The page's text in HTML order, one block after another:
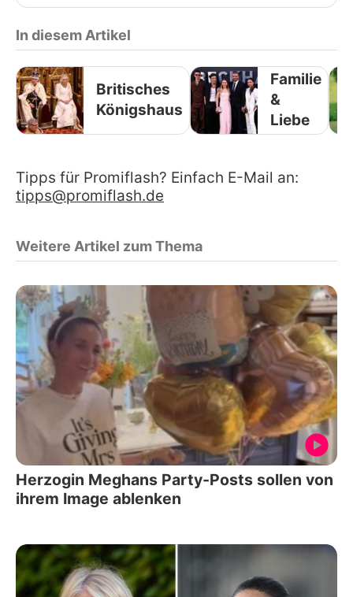
In diesem Artikel
Britisches
Königshaus
Familie
&
Liebe
Tipps für Promiflash? Einfach E-Mail an:
tipps@promiflash.de
Weitere Artikel zum Thema
Herzogin Meghans Party-Posts sollen von
ihrem Image ablenken